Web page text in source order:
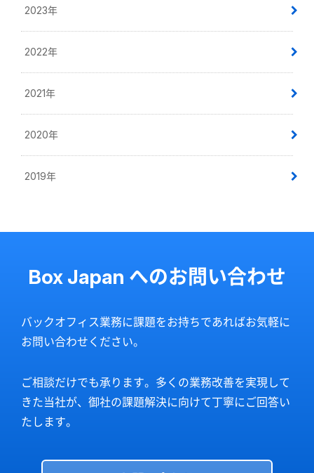
2023年
2022年
2021年
2020年
2019年
Box Japan へのお問い合わせ
バックオフィス業務に課題をお持ちであればお気軽に
お問い合わせください。
ご相談だけでも承ります。多くの業務改善を実現して
きた当社が、御社の課題解決に向けて丁寧にご回答い
たします。